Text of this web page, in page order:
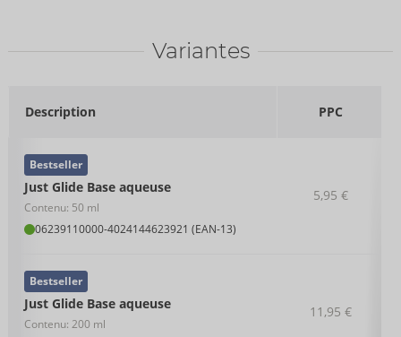
Variantes
Description PPC
Just Glide Base aqueuse
Contenu: 50 ml
06239110000-4024144623921 (EAN-13)
Bestseller
5,95 €
Just Glide Base aqueuse
Contenu: 200 ml
Bestseller
11,95 €